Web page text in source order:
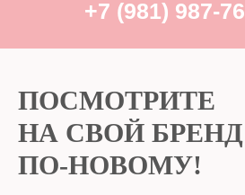
ПОСМОТРИТЕ
НА СВОЙ БРЕНД
ПО-НОВОМУ!